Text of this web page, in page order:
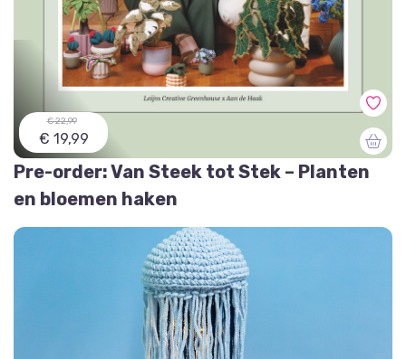
€ 22,99
€ 19,99
Pre-order: Van Steek tot Stek – Planten
en bloemen haken